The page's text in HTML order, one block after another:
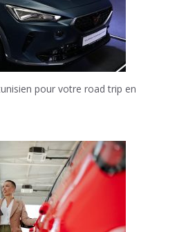
pour votre road trip en